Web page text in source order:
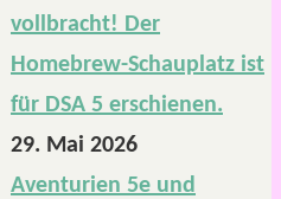
vollbracht! Der
Homebrew-Schauplatz ist
für DSA 5 erschienen.
29. Mai 2026
Aventurien 5e und